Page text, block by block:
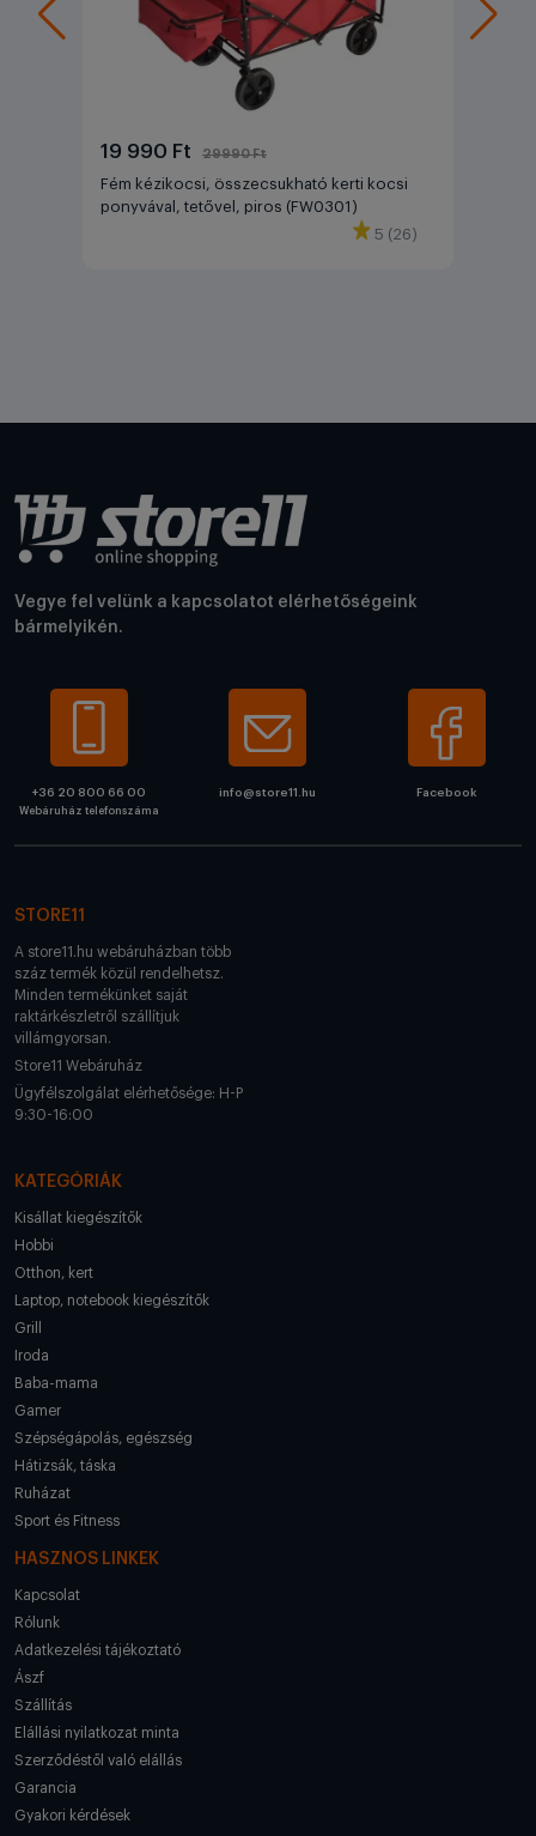
19 990 Ft 29990 Ft
Fém kézikocsi, összecsukható kerti kocsi
ponyvával, tetővel, piros (FW0301)
5 (26)
Vegye fel velünk a kapcsolatot elérhetőségeink
bármelyikén.
+36 20 800 66 00
Webáruház telefonszáma
info@store11.hu Facebook
STORE11
A store11.hu webáruházban több
száz termék közül rendelhetsz.
Minden termékünket saját
raktárkészletről szállítjuk
villámgyorsan.
Store11 Webáruház
Ügyfélszolgálat elérhetősége: H-P
9:30-16:00
KATEGÓRIÁK
Kisállat kiegészítők
Hobbi
Otthon, kert
Laptop, notebook kiegészítők
Grill
Iroda
Baba-mama
Gamer
Szépségápolás, egészség
Hátizsák, táska
Ruházat
Sport és Fitness
HASZNOS LINKEK
Kapcsolat
Rólunk
Adatkezelési tájékoztató
Ászf
Szállítás
Elállási nyilatkozat minta
Szerződéstől való elállás
Garancia
Gyakori kérdések